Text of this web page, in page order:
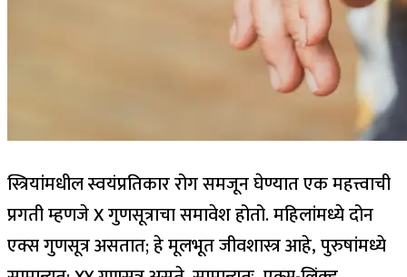
स्त्रियांमधील स्वयंप्रतिकार रोग समजून घेण्यात एक महत्त्वाची
प्रगती म्हणजे X गुणसूत्राचा समावेश होतो. महिलांमध्ये दोन
एक्स गुणसूत्र असतात; हे मूलभूत जीवशास्त्र आहे, पुरुषांमध्ये